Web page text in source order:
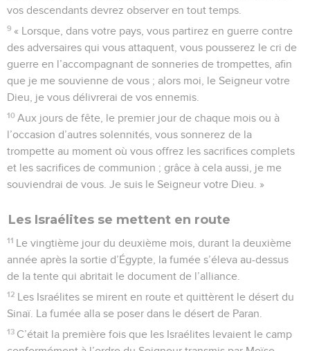
vos descendants devrez observer en tout temps.
9 « Lorsque, dans votre pays, vous partirez en guerre contre
des adversaires qui vous attaquent, vous pousserez le cri de
guerre en l’accompagnant de sonneries de trompettes, afin
que je me souvienne de vous ; alors moi, le Seigneur votre
Dieu, je vous délivrerai de vos ennemis.
10 Aux jours de fête, le premier jour de chaque mois ou à
l’occasion d’autres solennités, vous sonnerez de la
trompette au moment où vous offrez les sacrifices complets
et les sacrifices de communion ; grâce à cela aussi, je me
souviendrai de vous. Je suis le Seigneur votre Dieu. »
Les Israélites se mettent en route
11 Le vingtième jour du deuxième mois, durant la deuxième
année après la sortie d’Égypte, la fumée s’éleva au-dessus
de la tente qui abritait le document de l’alliance.
12 Les Israélites se mirent en route et quittèrent le désert du
Sinaï. La fumée alla se poser dans le désert de Paran.
13 C’était la première fois que les Israélites levaient le camp